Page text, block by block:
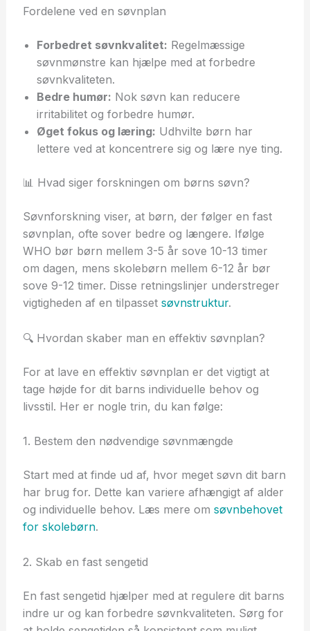
Fordelene ved en søvnplan
Forbedret søvnkvalitet: Regelmæssige
søvnmønstre kan hjælpe med at forbedre
søvnkvaliteten.
Bedre humør: Nok søvn kan reducere
irritabilitet og forbedre humør.
Øget fokus og læring: Udhvilte børn har
lettere ved at koncentrere sig og lære nye ting.
📊 Hvad siger forskningen om børns søvn?
Søvnforskning viser, at børn, der følger en fast
søvnplan, ofte sover bedre og længere. Ifølge
WHO bør børn mellem 3-5 år sove 10-13 timer
om dagen, mens skolebørn mellem 6-12 år bør
sove 9-12 timer. Disse retningslinjer understreger
vigtigheden af en tilpasset søvnstruktur.
🔍 Hvordan skaber man en effektiv søvnplan?
For at lave en effektiv søvnplan er det vigtigt at
tage højde for dit barns individuelle behov og
livsstil. Her er nogle trin, du kan følge:
1. Bestem den nødvendige søvnmængde
Start med at finde ud af, hvor meget søvn dit barn
har brug for. Dette kan variere afhængigt af alder
og individuelle behov. Læs mere om søvnbehovet
for skolebørn.
2. Skab en fast sengetid
En fast sengetid hjælper med at regulere dit barns
indre ur og kan forbedre søvnkvaliteten. Sørg for